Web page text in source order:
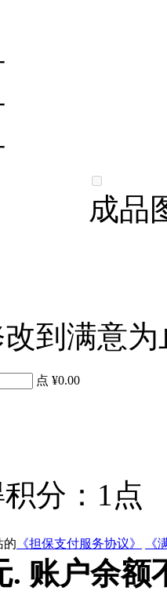
成品
到满意为
点 ¥0.00
分： 1 点
的 《担保支付服务协议》 《
. 账户余额